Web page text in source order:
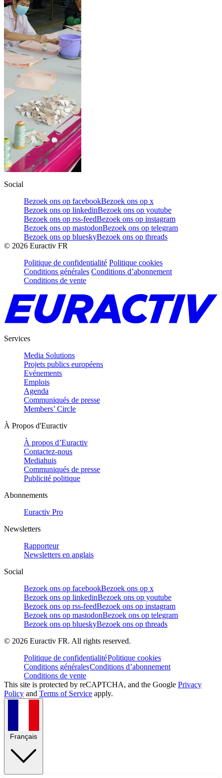
Social
Bezoek ons op facebookBezoek ons op x
Bezoek ons op linkedinBezoek ons op youtube
Bezoek ons op rss-feedBezoek ons op instagram
Bezoek ons op mastodonBezoek ons op telegram
Bezoek ons op blueskyBezoek ons op threads
© 2026 Euractiv FR
Politique de confidentialité Politique cookies
Conditions générales Conditions d’abonnement
Conditions de vente
Services
Media Solutions
Projets publics européens
Evénements
Emplois
Agenda
Communiqués de presse
Members’ Circle
À Propos d'Euractiv
À propos d’Euractiv
Contactez-nous
Mediahuis
Communiqués de presse
Publicité politique
Abonnements
Euractiv Pro
Newsletters
Rapporteur
Newsletters en anglais
Social
Bezoek ons op facebookBezoek ons op x
Bezoek ons op linkedinBezoek ons op youtube
Bezoek ons op rss-feedBezoek ons op instagram
Bezoek ons op mastodonBezoek ons op telegram
Bezoek ons op blueskyBezoek ons op threads
© 2026 Euractiv FR. All rights reserved.
Politique de confidentialitéPolitique cookies
Conditions généralesConditions d’abonnement
Conditions de vente
This site is protected by reCAPTCHA, and the Google Privacy
Policy and Terms of Service apply.
Français